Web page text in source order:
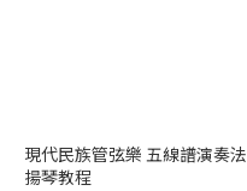
現代民族管弦樂 五線譜演奏法
揚琴教程